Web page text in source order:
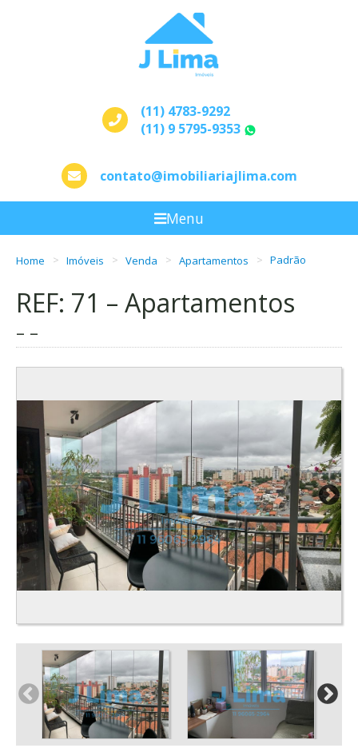
(11) 4783-9292
(11) 9 5795-9353
contato@imobiliariajlima.com
Menu
Home Imóveis Venda Apartamentos Padrão
REF: 71 – Apartamentos
– –